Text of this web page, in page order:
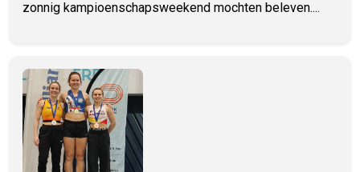
zonnig kampioenschapsweekend mochten beleven....